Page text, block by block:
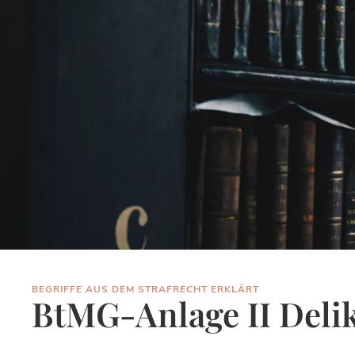
BEGRIFFE AUS DEM STRAFRECHT ERKLÄRT
BtMG-Anlage II